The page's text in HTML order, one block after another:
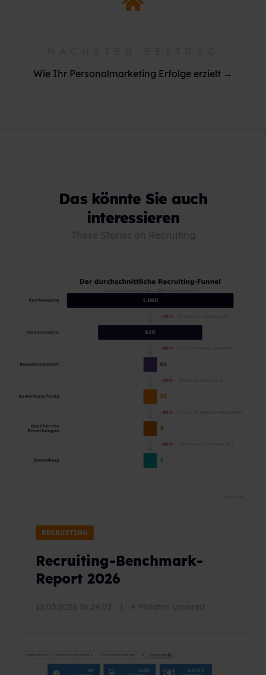
Wie Ihr Personalmarketing Erfolge erzielt →
Das könnte Sie auch
interessieren
RECRUITING
Recruiting-Benchmark-
Report 2026